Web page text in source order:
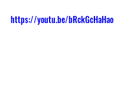
https://youtu.be/bRckGcHaHao